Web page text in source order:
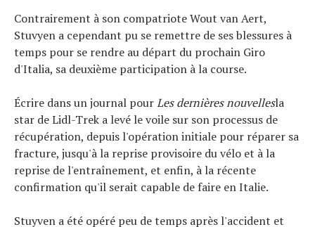
Contrairement à son compatriote Wout van Aert,
Stuvyen a cependant pu se remettre de ses blessures à
temps pour se rendre au départ du prochain Giro
d'Italia, sa deuxième participation à la course.
Écrire dans un journal pourLes dernières nouvellesla
star de Lidl-Trek a levé le voile sur son processus de
récupération, depuis l'opération initiale pour réparer sa
fracture, jusqu'à la reprise provisoire du vélo et à la
reprise de l'entraînement, et enfin, à la récente
confirmation qu'il serait capable de faire en Italie.
Stuyven a été opéré peu de temps après l'accident et